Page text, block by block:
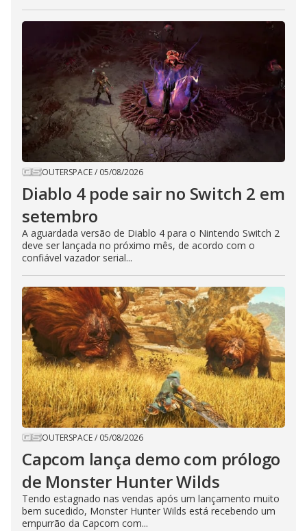
OUTERSPACE/ 05/08/2026
Diablo 4 pode sair no Switch 2 em
setembro
A aguardada versão de Diablo 4 para o Nintendo Switch 2
deve ser lançada no próximo mês, de acordo com o
confiável vazador serial...
OUTERSPACE/ 05/08/2026
Capcom lança demo com prólogo
de Monster Hunter Wilds
Tendo estagnado nas vendas após um lançamento muito
bem sucedido, Monster Hunter Wilds está recebendo um
empurrão da Capcom com...